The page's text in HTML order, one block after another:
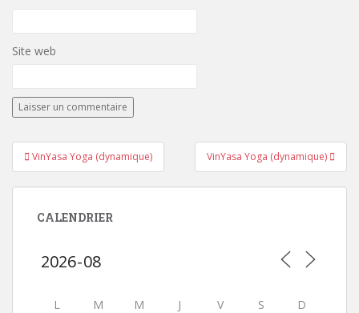
Site web
Navigation
de
l’article
VinYasa Yoga (dynamique) VinYasa Yoga (dynamique)
CALENDRIER
L M M J V S D